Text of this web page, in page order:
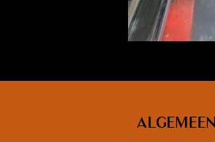
Algemeen